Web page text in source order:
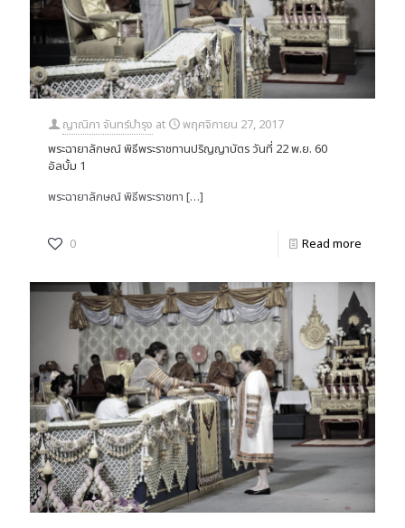
ญาณิภา จันทร์บำรุง at
พฤศจิกายน 27, 2017
พระฉายาลักษณ์ พิธีพระราชทานปริญญาบัตร วันที่ 22 พ.ย. 60
อัลบั้ม 1
พระฉายาลักษณ์ พิธีพระราชทา […]
0 Read more